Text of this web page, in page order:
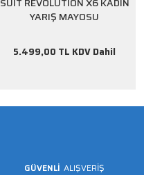
YARIŞ MAYOSU
5.499,00 TL KDV Dahil
GÜVENLİ ALIŞVERİŞ